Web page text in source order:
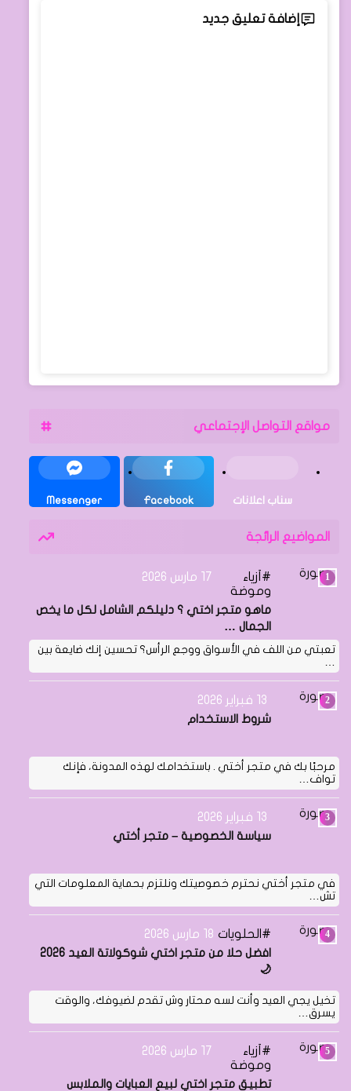
إضافة تعليق جديد
مواقع التواصل الإجتماعي
سناب اعلانات Facebook
Messenger
المواضيع الرائجة
أزياء
وموضة
17 مارس 2026
ماهو متجر اختي ؟ دليلكم الشامل لكل ما يخص
الجمال …
تعبتي من اللف في الأسواق ووجع الرأس؟ تحسين إنك ضايعة بين
13 فبراير 2026
شروط الاستخدام
مرحبًا بك في متجر أختي . باستخدامك لهذه المدونة، فإنك
تواف…
13 فبراير 2026
سياسة الخصوصية – متجر أختي
في متجر أختي نحترم خصوصيتك ونلتزم بحماية المعلومات التي
تش…
الحلويات 18 مارس 2026
افضل حلا من متجر اختي شوكولاتة العيد 2026
🌙
تخيل يجي العيد وأنت لسه محتار وش تقدم لضيوفك، والوقت
يسرق…
أزياء
وموضة
17 مارس 2026
تطبيق متجر اختي لبيع العبايات والملابس